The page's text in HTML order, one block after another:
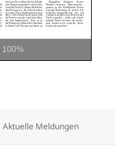
100%
Kategorien
Aktuelle Meldungen